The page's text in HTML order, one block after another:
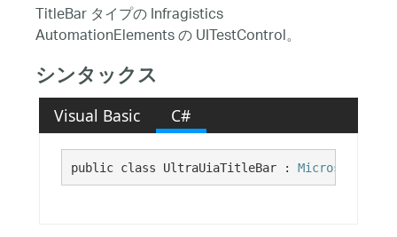
TitleBar タイプの Infragistics
AutomationElements の UITestControl。
シンタックス
Visual Basic C#
public class UltraUiaTitleBar :